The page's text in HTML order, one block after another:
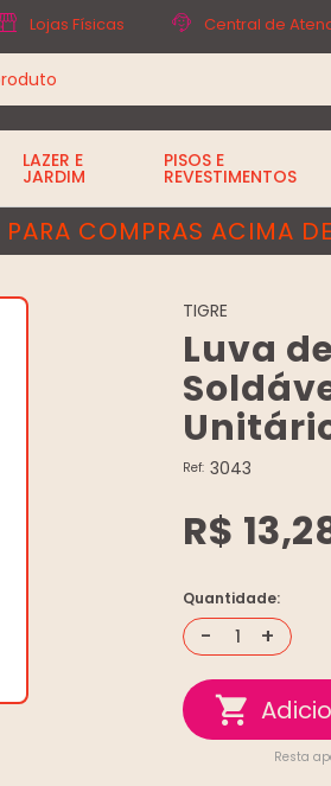
Lojas Físicas Central de
LAZER E
JARDIM
PISOS E
REVESTIMENTOS
PARA COMPRAS ACIMA
TIGRE
Luva
Ref: 3043
R$
Quantidade:
- +
Resta